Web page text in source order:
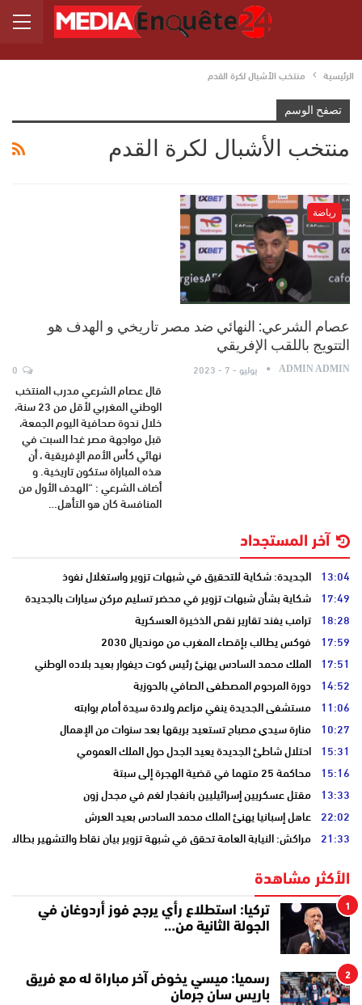
الرئيسية منتخب الأشبال لكرة القدم
تصفح الوسم
منتخب الأشبال لكرة القدم
رياضة
عصام الشرعي: النهائي ضد مصر تاريخي و الهدف هو
التتويج باللقب الإفريقي
ADMIN ADMIN يوليو - 7 - 2023
قال عصام الشرعي مدرب المنتخب
الوطني المغربي لأقل من 23 سنة،
خلال ندوة صحافية اليوم الجمعة،
قبل مواجهة مصر غدا السبت في
نهائي كأس الأمم الإفريقية ، أن
هذه المباراة ستكون تاريخية. و
أضاف الشرعي : “الهدف الأول من
المنافسة كان هو التأهل…
آخر المستجداد
13:04 الجديدة: شكاية للتحقيق في شبهات تزوير واستغلال نفوذ
17:49 شكاية بشأن شبهات تزوير في محضر تسليم مركن سيارات بالجديدة
18:28 ترامب يفند تقارير نقص الذخيرة العسكرية
17:59 فوكس يطالب بإقصاء المغرب من مونديال 2030
17:51 الملك محمد السادس يهنئ رئيس كوت ديفوار بعيد بلاده الوطني
14:52 دورة المرحوم المصطفى الصافي بالحوزية
11:06 مستشفى الجديدة ينفي مزاعم ولادة سيدة أمام بوابته
10:27 منارة سيدي مصباح تستعيد بريقها بعد سنوات من الإهمال
15:31 احتلال شاطئ الجديدة يعيد الجدل حول الملك العمومي
15:16 محاكمة 25 متهما في قضية الهجرة إلى سبتة
13:33 مقتل عسكريين إسرائيليين بانفجار لغم في مجدل زون
22:02 عاهل إسبانيا يهنئ الملك محمد السادس بعيد العرش
21:33 مراكش: النيابة العامة تحقق في شبهة تزوير بيان نقاط والتشهير بطالب
الأكثر مشاهدة
1
تركيا: استطلاع رأي يرجح فوز أردوغان في
الجولة الثانية من…
2
رسميا: ميسي يخوض آخر مباراة له مع فريق
باريس سان جرمان